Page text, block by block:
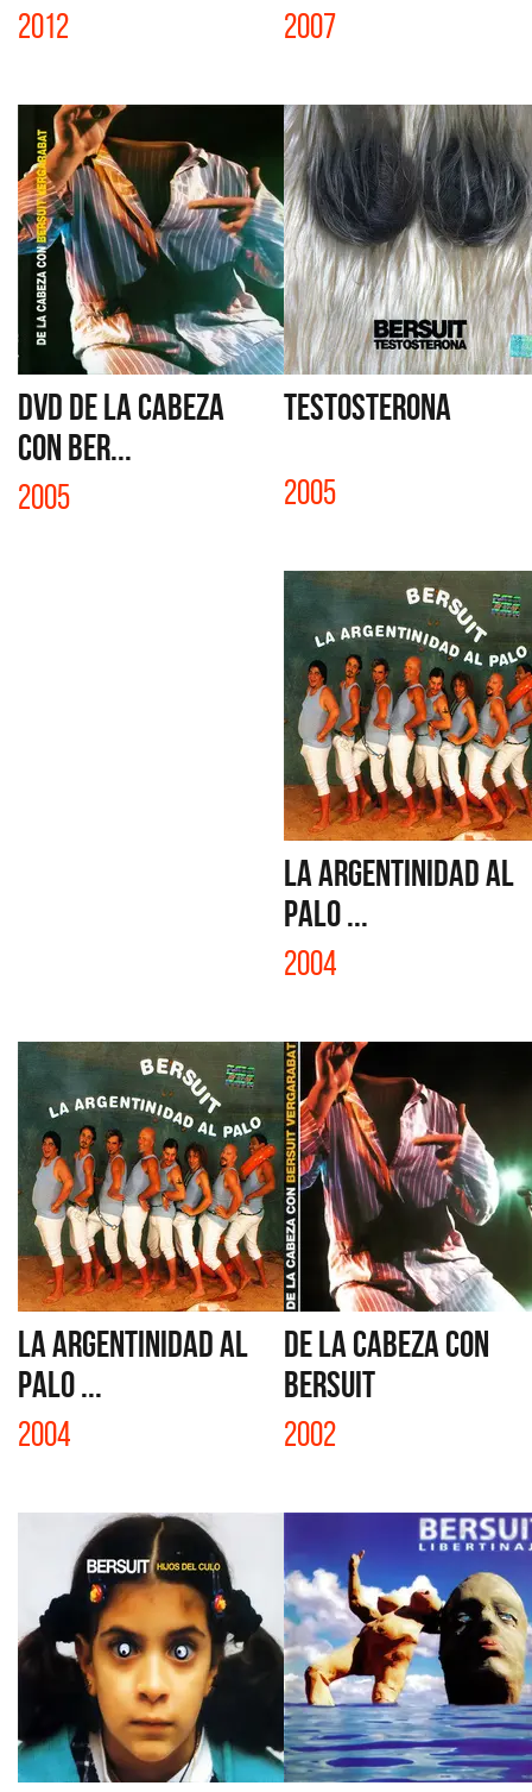
2012 2007
DVD DE LA CABEZA
CON BER...
2005
TESTOSTERONA
2005
LA ARGENTINIDAD AL
PALO ...
2004
LA ARGENTINIDAD AL
PALO ...
2004
DE LA CABEZA CON
BERSUIT
2002